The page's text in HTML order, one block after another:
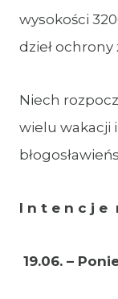
wysokości
dzieł ochrony
Niech
wielu wakacji
I n t e n c j e
19.06. –